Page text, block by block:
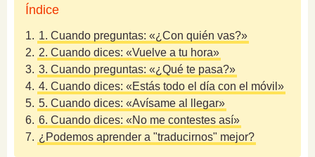
Índice
1. 1. Cuando preguntas: «¿Con quién vas?»
2. 2. Cuando dices: «Vuelve a tu hora»
3. 3. Cuando preguntas: «¿Qué te pasa?»
4. 4. Cuando dices: «Estás todo el día con el móvil»
5. 5. Cuando dices: «Avísame al llegar»
6. 6. Cuando dices: «No me contestes así»
7. ¿Podemos aprender a "traducirnos" mejor?